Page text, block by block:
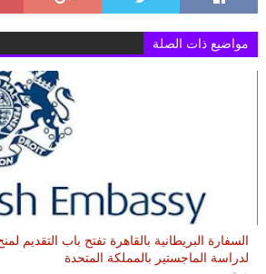
مواضيع ذات الصلة
لدراسة الماجستير بالمملكة المتحدة